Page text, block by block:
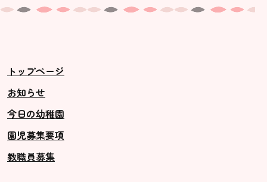
トップページ
お知らせ
今日の幼稚園
園児募集要項
教職員募集